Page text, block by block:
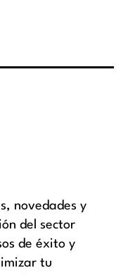
novedades y
del sector
de éxito y
tu